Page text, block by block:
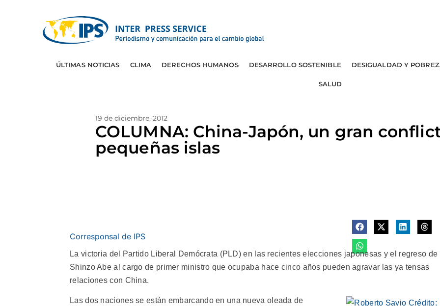
ÚLTIMAS NOTICIAS CLIMA DERECHOS HUMANOS DESARROLLO SOSTENIBLE DESIGUALDAD Y
SALUD
19 de diciembre, 2012
COLUMNA: China-Japón, un gran
pequeñas islas
Corresponsal de IPS
La victoria del Partido Liberal Demócrata (PLD) en las recientes elecciones japonesas y el regreso de
Shinzo Abe al cargo de primer ministro que ocupaba hace cinco años pueden agravar las ya tensas
relaciones con China.
Las dos naciones se están embarcando en una nueva oleada de